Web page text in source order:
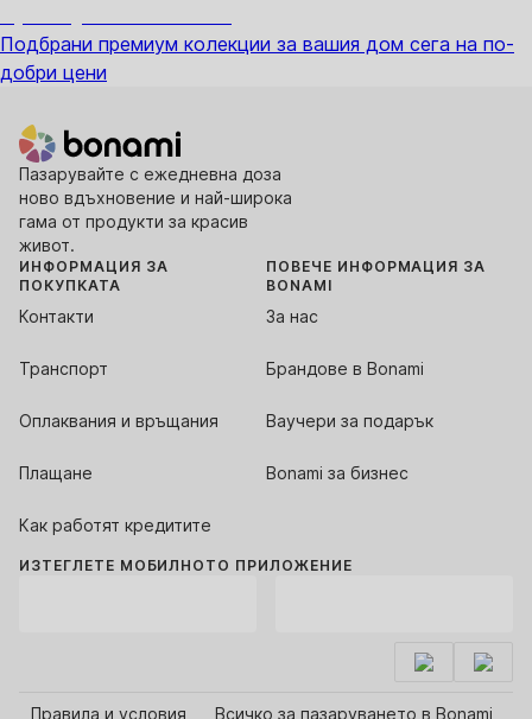
Подбрани премиум колекции за вашия дом сега на по-
добри цени
Пазарувайте с ежедневна доза
ново вдъхновение и най-широка
гама от продукти за красив
живот.
ИНФОРМАЦИЯ ЗА
ПОКУПКАТА
Контакти
Транспорт
Оплаквания и връщания
Плащане
Как работят кредитите
ПОВЕЧЕ ИНФОРМАЦИЯ ЗА
BONAMI
За нас
Брандове в Bonami
Ваучери за подарък
Bonami за бизнес
ИЗТЕГЛЕТЕ МОБИЛНОТО ПРИЛОЖЕНИЕ
Правила и условия Всичко за пазаруването в Bonami